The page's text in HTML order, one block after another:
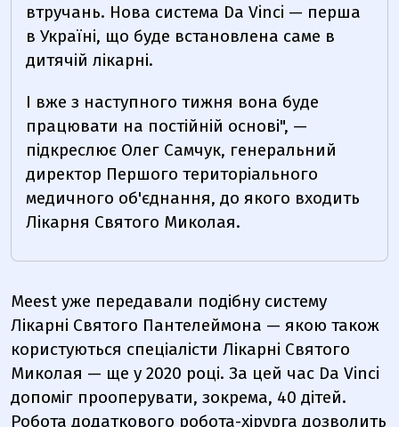
втручань. Нова система Da Vinci — перша
в Україні, що буде встановлена саме в
дитячій лікарні.
І вже з наступного тижня вона буде
працювати на постійній основі", —
підкреслює Олег Самчук, генеральний
директор Першого територіального
медичного об'єднання, до якого входить
Лікарня Святого Миколая.
Meest уже передавали подібну систему
Лікарні Святого Пантелеймона — якою також
користуються спеціалісти Лікарні Святого
Миколая — ще у 2020 році. За цей час Da Vinci
допоміг прооперувати, зокрема, 40 дітей.
Робота додаткового робота-хірурга дозволить